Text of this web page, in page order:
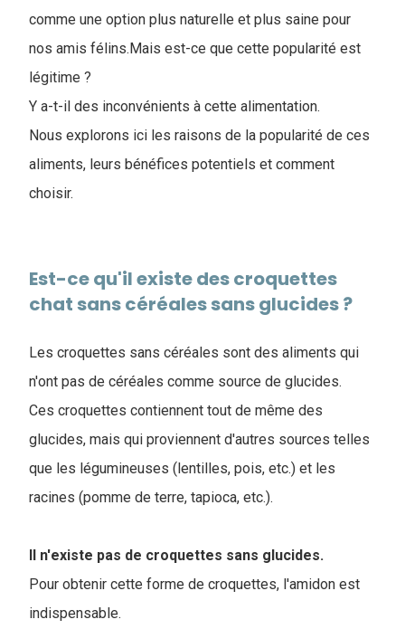
comme une option plus naturelle et plus saine pour
nos amis félins.Mais est-ce que cette popularité est
légitime ?
Y a-t-il des inconvénients à cette alimentation.
Nous explorons ici les raisons de la popularité de ces
aliments, leurs bénéfices potentiels et comment
choisir.
Est-ce qu'il existe des croquettes
chat sans céréales sans glucides ?
Les croquettes sans céréales sont des aliments qui
n'ont pas de céréales comme source de glucides.
Ces croquettes contiennent tout de même des
glucides, mais qui proviennent d'autres sources telles
que les légumineuses (lentilles, pois, etc.) et les
racines (pomme de terre, tapioca, etc.).
Il n'existe pas de croquettes sans glucides.
Pour obtenir cette forme de croquettes, l'amidon est
indispensable.